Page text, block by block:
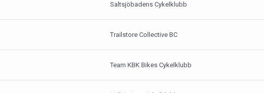
Saltsjöbadens Cykelklubb
Trailstore Collective BC
Team KBK Bikes Cykelklubb